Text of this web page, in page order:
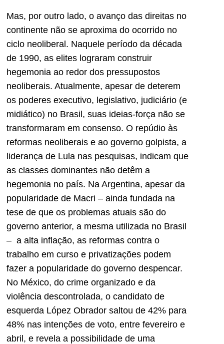
Mas, por outro lado, o avanço das direitas no
continente não se aproxima do ocorrido no
ciclo neoliberal. Naquele período da década
de 1990, as elites lograram construir
hegemonia ao redor dos pressupostos
neoliberais. Atualmente, apesar de deterem
os poderes executivo, legislativo, judiciário (e
midiático) no Brasil, suas ideias-força não se
transformaram em consenso. O repúdio às
reformas neoliberais e ao governo golpista, a
liderança de Lula nas pesquisas, indicam que
as classes dominantes não detêm a
hegemonia no país. Na Argentina, apesar da
popularidade de Macri – ainda fundada na
tese de que os problemas atuais são do
governo anterior, a mesma utilizada no Brasil
– a alta inflação, as reformas contra o
trabalho em curso e privatizações podem
fazer a popularidade do governo despencar.
No México, do crime organizado e da
violência descontrolada, o candidato de
esquerda López Obrador saltou de 42% para
48% nas intenções de voto, entre fevereiro e
abril, e revela a possibilidade de uma